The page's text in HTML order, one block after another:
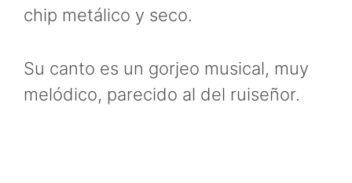
chip metálico y seco.
Su canto es un gorjeo musical, muy
melódico, parecido al del ruiseñor.